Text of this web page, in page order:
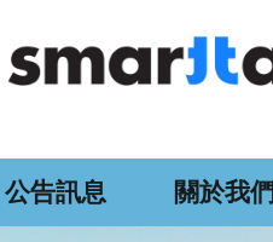
公告訊息 關於我們